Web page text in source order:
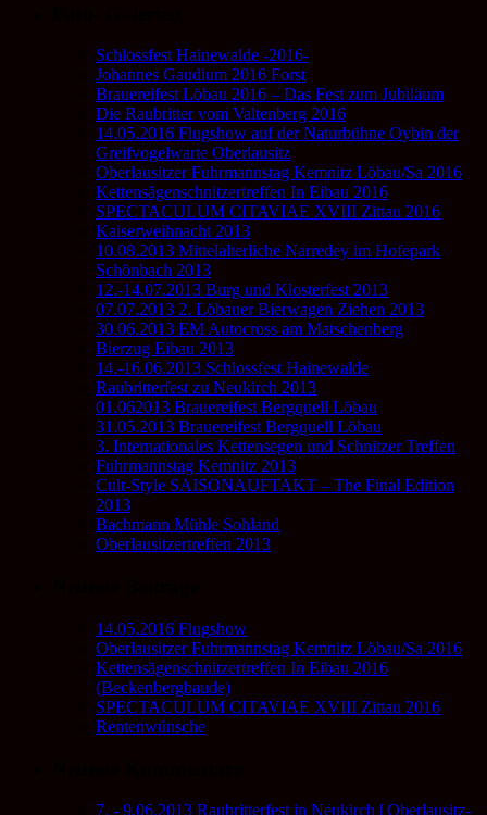
Schlossfest Hainewalde -2016-
Johannes Gaudium 2016 Forst
Brauereifest Löbau 2016 – Das Fest zum Jubiläum
Die Raubritter vom Valtenberg 2016
14.05.2016 Flugshow auf der Naturbühne Oybin der
Greifvogelwarte Oberlausitz
Oberlausitzer Fuhrmannstag Kemnitz Löbau/Sa 2016
Kettensägenschnitzertreffen In Eibau 2016
SPECTACULUM CITAVIAE XVIII Zittau 2016
Kaiserweihnacht 2013
10.08.2013 Mittelalterliche Narredey im Hofepark
Schönbach 2013
12.-14.07.2013 Burg und Klosterfest 2013
07.07.2013 2. Löbauer Bierwagen Ziehen 2013
30.06.2013 EM Autocross am Matschenberg
Bierzug Eibau 2013
14.-16.06.2013 Schlossfest Hainewalde
Raubritterfest zu Neukirch 2013
01.062013 Brauereifest Bergquell Löbau
31.05.2013 Brauereifest Bergquell Löbau
3. Internationales Kettensegen und Schnitzer Treffen
Fuhrmannstag Kemnitz 2013
Cult-Style SAISONAUFTAKT – The Final Edition
2013
Bachmann Mühle Sohland
Oberlausitzertreffen 2013
14.05.2016 Flugshow
Oberlausitzer Fuhrmannstag Kemnitz Löbau/Sa 2016
Kettensägenschnitzertreffen In Eibau 2016
(Beckenbergbaude)
SPECTACULUM CITAVIAE XVIII Zittau 2016
Rentenwünsche
7. - 9.06.2013 Raubritterfest in Neukirch | Oberlausitz-